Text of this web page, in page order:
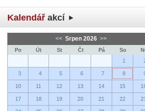
Kalendář akcí
<< Srpen 2026 >>
Po Út St Čt Pá So
1
3 4 5 6 7 8
10 11 12 13 14 15
17 18 19 20 21 22